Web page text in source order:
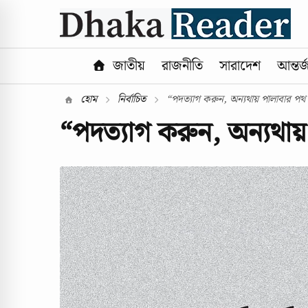
জাতীয় রাজনীতি সারাদেশ
হোম নির্বাচিত “পদত্যাগ করুন, অন্যথায় পালাবার
“পদত্যাগ করুন,